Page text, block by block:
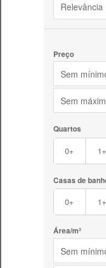
Relevância
Preço
Sem
Sem
Quartos
0+ 1+
Casas de
0+ 1+
Área/m²
Sem